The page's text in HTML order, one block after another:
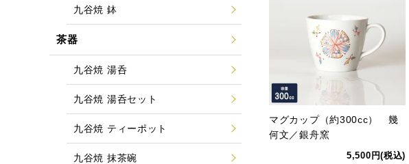
マグカップ（約300cc） 幾
何文／銀舟窯
5,500円(税込)
九谷焼 鉢
茶器
九谷焼 湯呑
九谷焼 湯呑セット
九谷焼 ティーポット
九谷焼 抹茶碗